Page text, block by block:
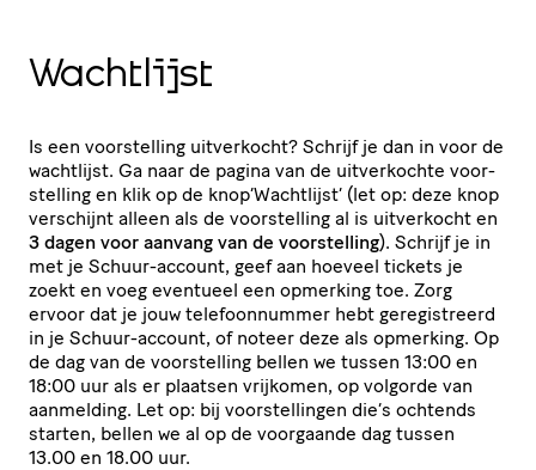
Wachtlijst
Is een voor­stel­ling uitverkocht? Schrijf je dan in voor de
wachtlijst. Ga naar de pagina van de uitver­kochte voor­
stel­ling en klik op de knop​‘Wachtlijst’ (let op: deze knop
verschijnt alleen als de voor­stel­ling al is uitverkocht en
3 dagen voor aanvang van de voor­stel­ling). Schrijf je in
met je Schuur-account, geef aan hoeveel tickets je
zoekt en voeg eventueel een opmerking toe. Zorg
ervoor dat je jouw tele­foon­nummer hebt gere­gi­streerd
in je Schuur-account, of noteer deze als opmerking. Op
de dag van de voor­stel­ling bellen we tussen 13:00 en
18:00 uur als er plaatsen vrijkomen, op volgorde van
aanmelding. Let op: bij voor­stel­lingen die​‘s ochtends
starten, bellen we al op de voorgaande dag tussen
13.00 en 18.00 uur.